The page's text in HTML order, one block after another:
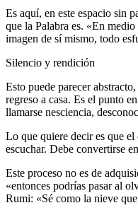
Es aquí, en este espacio sin
que la Palabra es. «En
imagen de sí mismo, todo
Silencio y rendición
Esto puede parecer
regreso a casa. Es el punto
llamarse nesciencia,
Lo que quiere decir es que
escuchar. Debe convertirse
Este proceso no es de
«entonces podrías pasar al
Rumi: «Sé como la nieve